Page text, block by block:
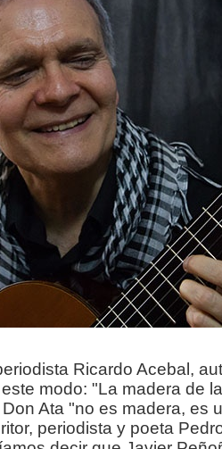
Ricardo Acebal,
modo: "La madera de
Ata "no es madera, es
periodista y poeta